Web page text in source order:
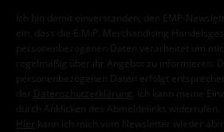
Ich bin damit einverstanden, den EMP-
ein, dass die E.M.P. Merchandising
personenbezogenen Daten verarbeitet um
regelmäßig über ihr Angebot zu informieren.
personenbezogenen Daten erfolgt
der
Datenschutzerklärung
. Ich kann meine
durch Anklicken des Abmeldelinks widerrufen.
Hier kann ich mich vom Newsletter wieder